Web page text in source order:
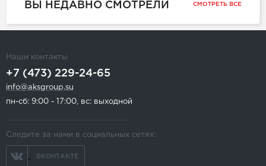
ВЫ НЕДАВНО СМОТРЕЛИ СМОТРЕТЬ ВСЕ
Наши контакты
+7 (473) 229-24-65
info@aksgroup.su
пн-сб: 9:00 - 17:00, вс: выходной
Следите за нами в социальных сетях:
ВКОНТАКТЕ